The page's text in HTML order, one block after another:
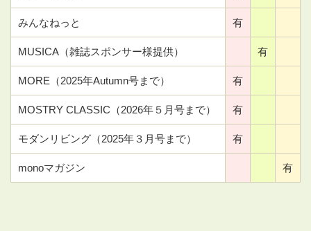
みんなねっと 有
MUSICA（雑誌スポンサー様提供） 有
MORE（2025年Autumn号まで） 有
MOSTRY CLASSIC（2026年５月号まで） 有
モダンリビング（2025年３月号まで） 有
monoマガジン 有